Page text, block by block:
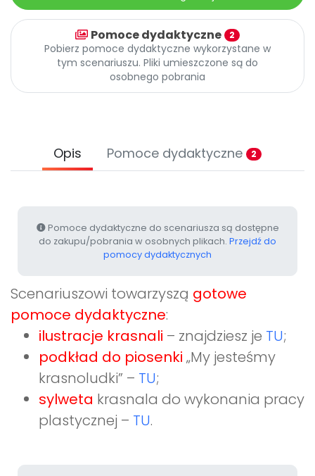
Archiwalne numery
Pomoc
Promocje
Pomoce dydaktyczne 2
Pobierz pomoce dydaktyczne wykorzystane w
tym scenariuszu. Pliki umieszczone są do
osobnego pobrania
Opis Pomoce dydaktyczne 2
Pomoce dydaktyczne do scenariusza są dostępne
do zakupu/pobrania w osobnych plikach. Przejdź do
pomocy dydaktycznych
Scenariuszowi towarzyszą gotowe
pomoce dydaktyczne:
ilustracje krasnali – znajdziesz je TU;
podkład do piosenki „My jesteśmy
krasnoludki” – TU;
sylweta krasnala do wykonania pracy
plastycznej – TU.